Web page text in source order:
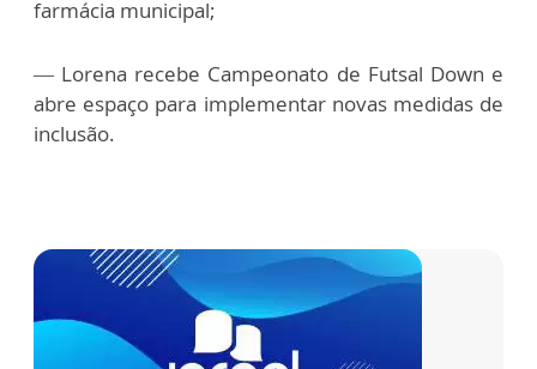
farmácia municipal;
— Lorena recebe Campeonato de Futsal Down e
abre espaço para implementar novas medidas de
inclusão.